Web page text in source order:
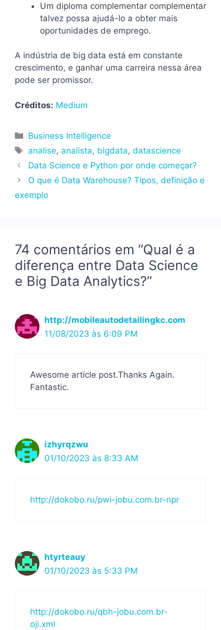
Um diploma complementar complementar
talvez possa ajudá-lo a obter mais
oportunidades de emprego.
A indústria de big data está em constante
crescimento, e ganhar uma carreira nessa área
pode ser promissor.
Créditos: Medium
Categorias
Business Intelligence
Tags
analise, analista, bigdata,datascience
Data Science e Python por onde começar?
O que é Data Warehouse? Tipos, definição e
exemplo
74 comentários em “Qual é a
diferença entre Data Science
e Big Data Analytics?”
http://mobileautodetailingkc.com
11/08/2023 às 6:09 PM
Awesome article post.Thanks Again.
Fantastic.
izhyrqzwu
01/10/2023 às 8:33 AM
http://dokobo.ru/pwi-jobu.com.br-npr
htyrteauy
01/10/2023 às 5:33 PM
http://dokobo.ru/qbh-jobu.com.br-
oji.xml